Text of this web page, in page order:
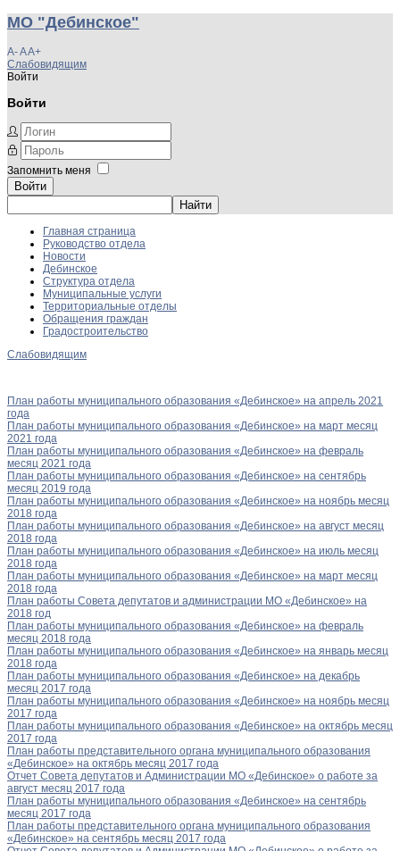
МО "Дебинское"
A-AA+
Слабовидящим
Войти
Войти
Запомнить меня
Войти
Главная страница
Руководство отдела
Новости
Дебинское
Структура отдела
Муниципальные услуги
Территориальные отделы
Обращения граждан
Градостроительство
Слабовидящим
План работы муниципального образования «Дебинское» на апрель 2021
года
План работы муниципального образования «Дебинское» на март месяц
2021 года
План работы муниципального образования «Дебинское» на февраль
месяц 2021 года
План работы муниципального образования «Дебинское» на сентябрь
месяц 2019 года
План работы муниципального образования «Дебинское» на ноябрь месяц
2018 года
План работы муниципального образования «Дебинское» на август месяц
2018 года
План работы муниципального образования «Дебинское» на июль месяц
2018 года
План работы муниципального образования «Дебинское» на март месяц
2018 года
План работы Совета депутатов и администрации МО «Дебинское» на
2018 год
План работы муниципального образования «Дебинское» на февраль
месяц 2018 года
План работы муниципального образования «Дебинское» на январь месяц
2018 года
План работы муниципального образования «Дебинское» на декабрь
месяц 2017 года
План работы муниципального образования «Дебинское» на ноябрь месяц
2017 года
План работы муниципального образования «Дебинское» на октябрь месяц
2017 года
План работы представительного органа муниципального образования
«Дебинское» на октябрь месяц 2017 года
Отчет Совета депутатов и Администрации МО «Дебинское» о работе за
август месяц 2017 года
План работы муниципального образования «Дебинское» на сентябрь
месяц 2017 года
План работы представительного органа муниципального образования
«Дебинское» на сентябрь месяц 2017 года